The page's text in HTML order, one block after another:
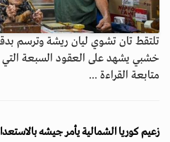
تلتقط تان تشوي ليان ريشة وترسم
خشبي يشهد على العقود السبعة التي
متابعة القراءة ...
زعيم كوريا الشمالية يأمر جيشه